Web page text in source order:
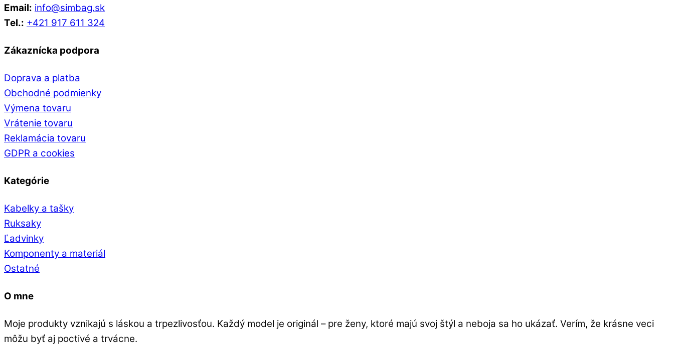
Email: info@simbag.sk
Tel.: +421 917 611 324
Zákaznícka podpora
Doprava a platba
Obchodné podmienky
Výmena tovaru
Vrátenie tovaru
Reklamácia tovaru
GDPR a cookies
Kategórie
Kabelky a tašky
Ruksaky
Ľadvinky
Komponenty a materiál
Ostatné
O mne
Moje produkty vznikajú s láskou a trpezlivosťou. Každý model je originál – pre ženy, ktoré majú svoj štýl a neboja sa ho ukázať. Verím, že krásne veci
môžu byť aj poctivé a trvácne.